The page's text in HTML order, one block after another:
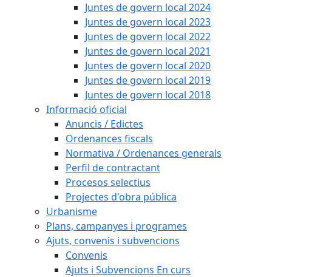
Juntes de govern local 2024
Juntes de govern local 2023
Juntes de govern local 2022
Juntes de govern local 2021
Juntes de govern local 2020
Juntes de govern local 2019
Juntes de govern local 2018
Informació oficial
Anuncis / Edictes
Ordenances fiscals
Normativa / Ordenances generals
Perfil de contractant
Procesos selectius
Projectes d'obra pública
Urbanisme
Plans, campanyes i programes
Ajuts, convenis i subvencions
Convenis
Ajuts i Subvencions En curs